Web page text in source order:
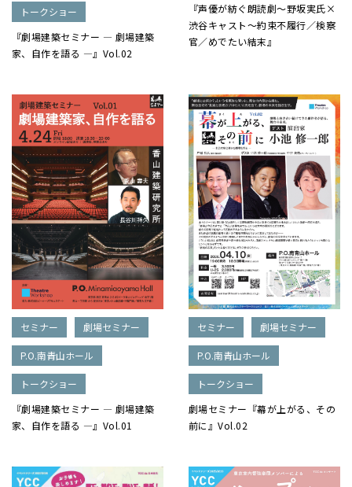
トークショー
『劇場建築セミナー ― 劇場建築
家、自作を語る ―』Vol.02
『声優が紡ぐ朗読劇～野坂実氏×
渋谷キャスト～約束不履行／検察
官／めでたい結末』
セミナー 劇場セミナー
P.O.南青山ホール
トークショー
『劇場建築セミナー ― 劇場建築
家、自作を語る ―』Vol.01
セミナー 劇場セミナー
P.O.南青山ホール
トークショー
劇場セミナー『幕が上がる、その
前に』Vol.02